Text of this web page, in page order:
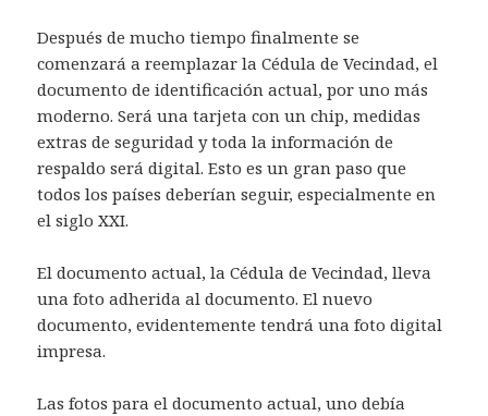
Después de mucho tiempo finalmente se
comenzará a reemplazar la Cédula de Vecindad, el
documento de identificación actual, por uno más
moderno. Será una tarjeta con un chip, medidas
extras de seguridad y toda la información de
respaldo será digital. Esto es un gran paso que
todos los países deberían seguir, especialmente en
el siglo XXI.
El documento actual, la Cédula de Vecindad, lleva
una foto adherida al documento. El nuevo
documento, evidentemente tendrá una foto digital
impresa.
Las fotos para el documento actual, uno debía